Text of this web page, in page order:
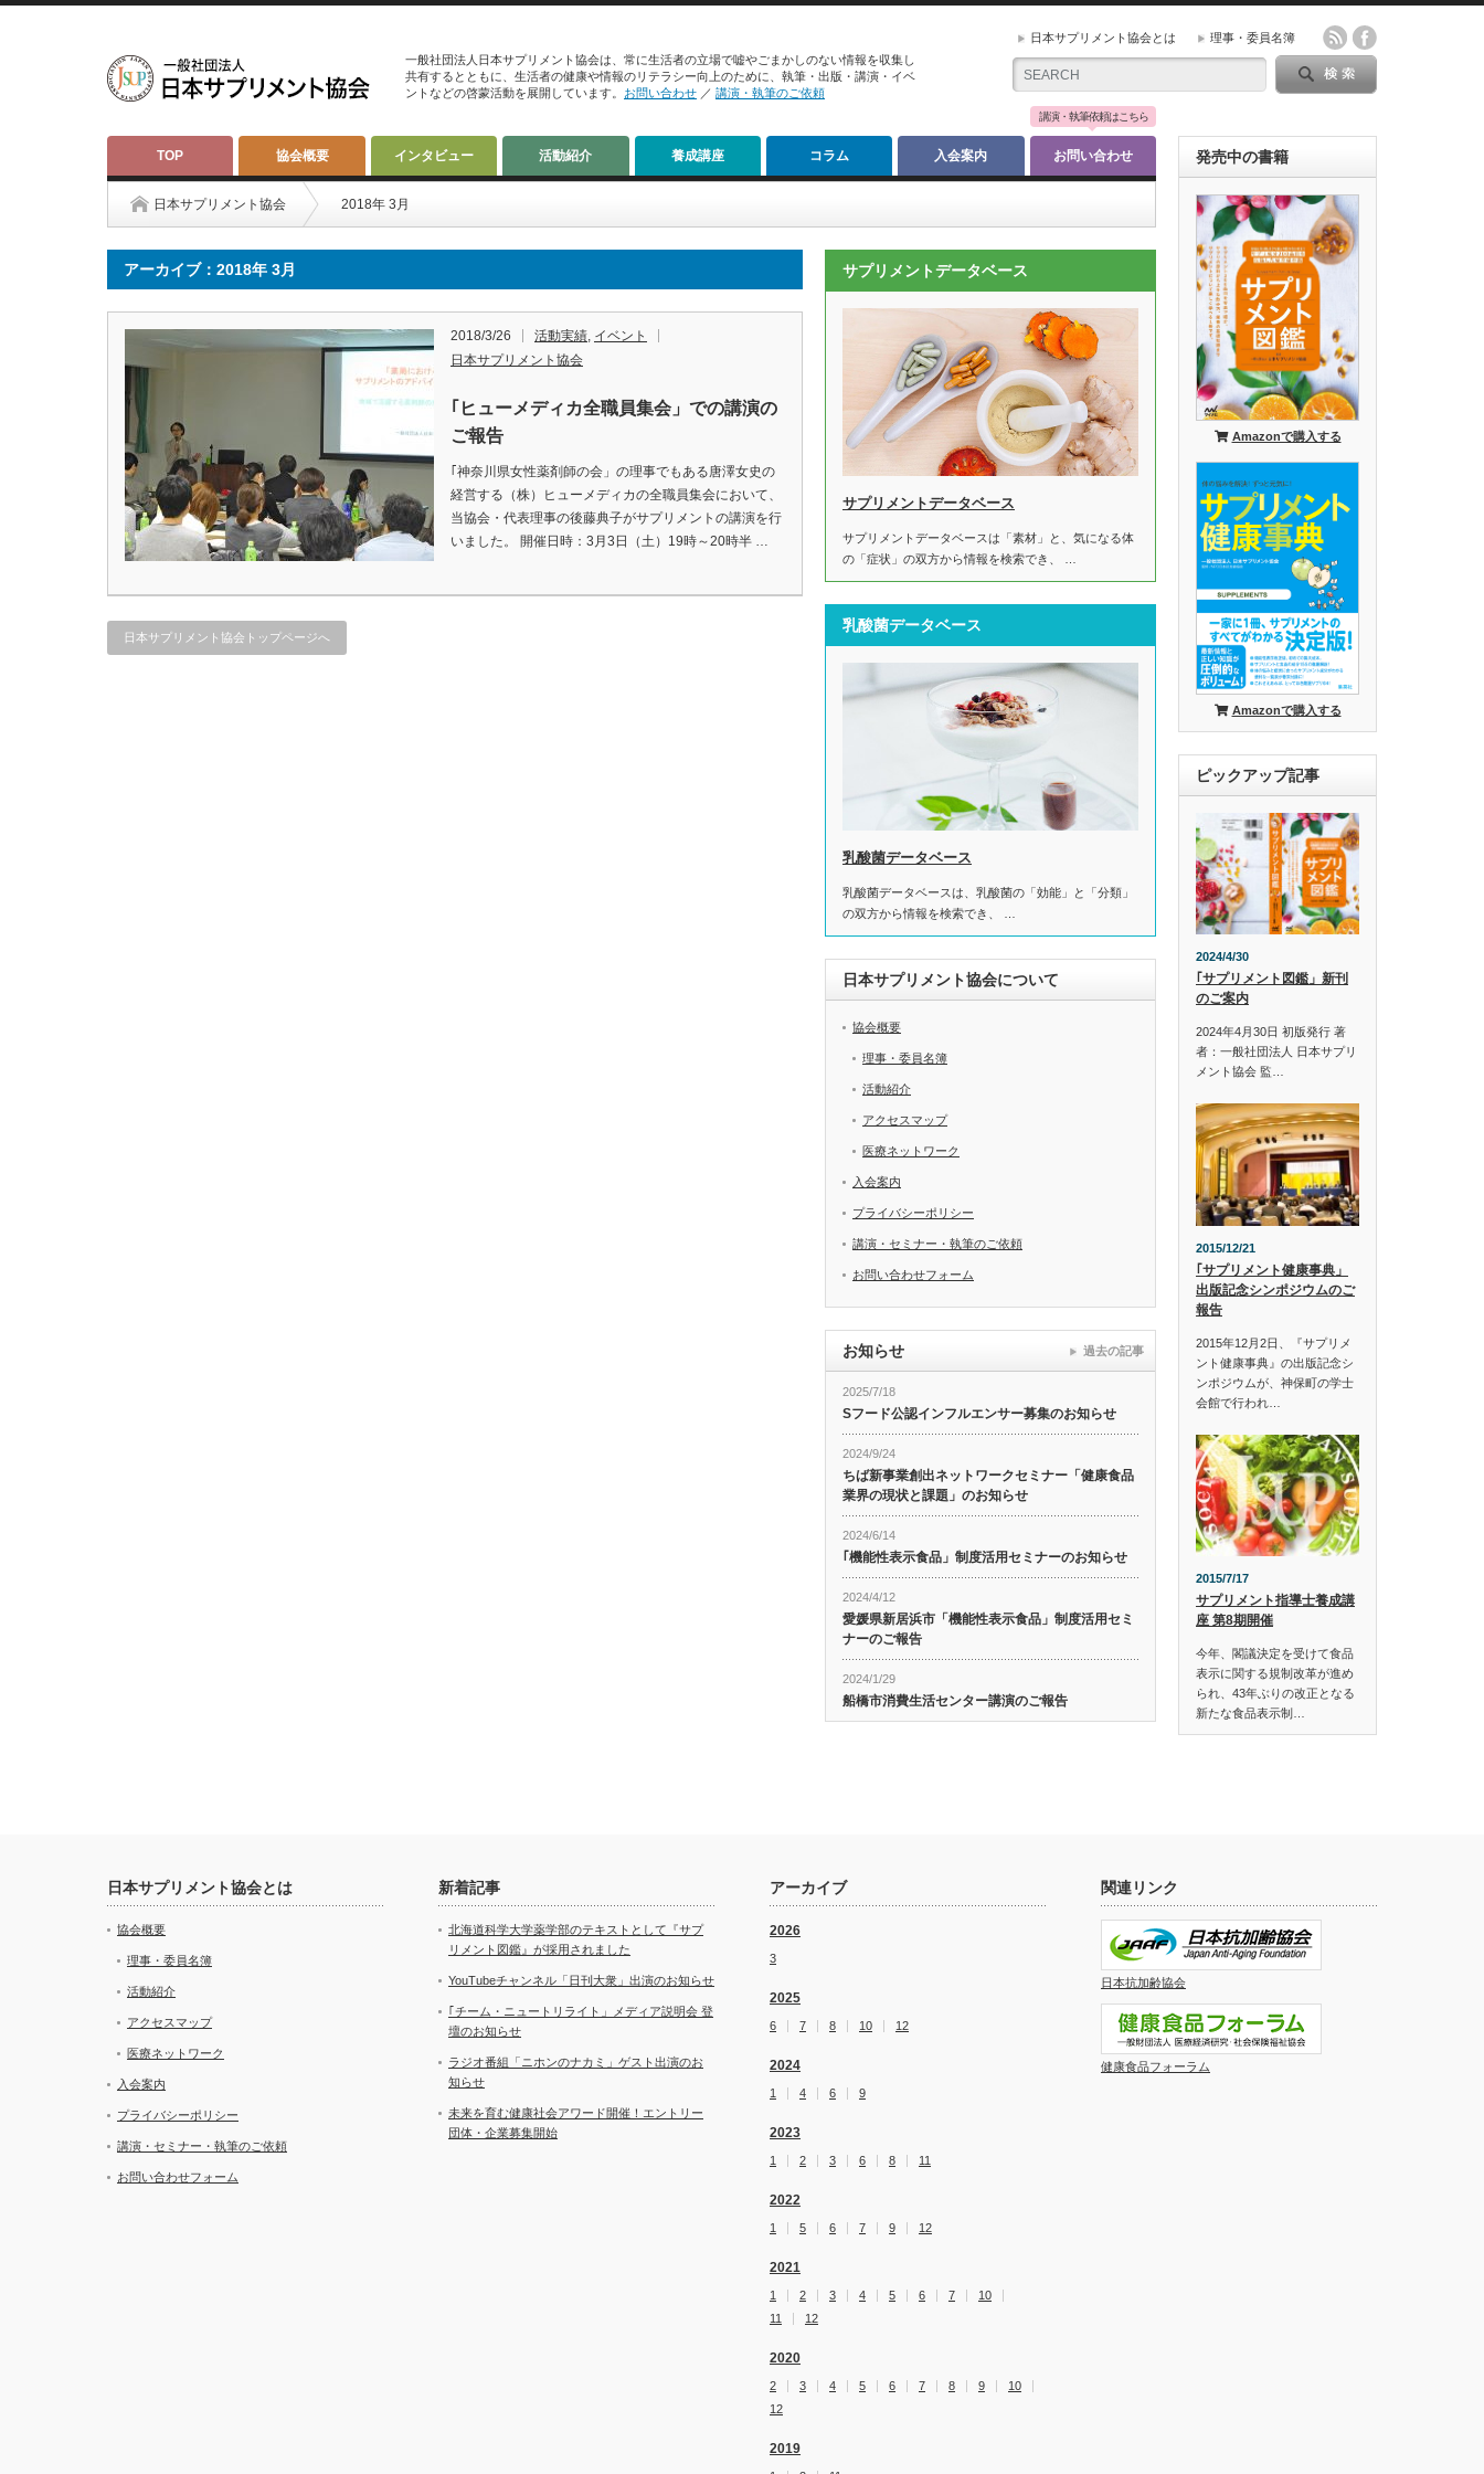
日本サプリメント協会とは
理事・委員名簿
一般社団法人日本サプリメント協会は、常に生活者の立場で嘘やごまかしのない情報を収集し
共有するとともに、生活者の健康や情報のリテラシー向上のために、執筆・出版・講演・イベ
ントなどの啓蒙活動を展開しています。 お問い合わせ ／ 講演・執筆のご依頼
講演・執筆依頼はこちら
TOP 協会概要 インタビュー 活動紹介 養成講座 コラム 入会案内 お問い合わせ
日本サプリメント協会 2018年 3月
アーカイブ：2018年 3月
2018/3/26 活動実績, イベント
日本サプリメント協会
｢ヒューメディカ全職員集会」での講演の
ご報告
｢神奈川県女性薬剤師の会」の理事でもある唐澤女史の
経営する（株）ヒューメディカの全職員集会において、
当協会・代表理事の後藤典子がサプリメントの講演を行
いました。 開催日時：3月3日（土）19時～20時半 …
日本サプリメント協会トップページへ
サプリメントデータベース
サプリメントデータベース
サプリメントデータベースは「素材」と、気になる体
の「症状」の双方から情報を検索でき、 …
乳酸菌データベース
乳酸菌データベース
乳酸菌データベースは、乳酸菌の「効能」と「分類」
の双方から情報を検索でき、 …
日本サプリメント協会について
協会概要
理事・委員名簿
活動紹介
アクセスマップ
医療ネットワーク
入会案内
プライバシーポリシー
講演・セミナー・執筆のご依頼
お問い合わせフォーム
お知らせ
2025/7/18
Sフード公認インフルエンサー募集のお知らせ
2024/9/24
ちば新事業創出ネットワークセミナー「健康食品
業界の現状と課題」のお知らせ
2024/6/14
｢機能性表示食品」制度活用セミナーのお知らせ
2024/4/12
愛媛県新居浜市「機能性表示食品」制度活用セミ
ナーのご報告
2024/1/29
船橋市消費生活センター講演のご報告
過去の記事
発売中の書籍
Amazonで購入する
Amazonで購入する
ピックアップ記事
2024/4/30
｢サプリメント図鑑」新刊
のご案内
2024年4月30日 初版発行 著
者：一般社団法人 日本サプリ
メント協会 監…
2015/12/21
｢サプリメント健康事典」
出版記念シンポジウムのご
報告
2015年12月2日、『サプリメ
ント健康事典』の出版記念シ
ンポジウムが、神保町の学士
会館で行われ…
2015/7/17
サプリメント指導士養成講
座 第8期開催
今年、閣議決定を受けて食品
表示に関する規制改革が進め
られ、43年ぶりの改正となる
新たな食品表示制…
日本サプリメント協会とは
協会概要
理事・委員名簿
活動紹介
アクセスマップ
医療ネットワーク
入会案内
プライバシーポリシー
講演・セミナー・執筆のご依頼
お問い合わせフォーム
新着記事
北海道科学大学薬学部のテキストとして『サプ
リメント図鑑』が採用されました
YouTubeチャンネル「日刊大衆」出演のお知らせ
｢チーム・ニュートリライト」メディア説明会 登
壇のお知らせ
ラジオ番組「ニホンのナカミ」ゲスト出演のお
知らせ
未来を育む健康社会アワード開催！エントリー
団体・企業募集開始
アーカイブ
2026
3
2025
6 7 8 10 12
2024
1 4 6 9
2023
1 2 3 6 8 11
2022
1 5 6 7 9 12
2021
1 2 3 4 5 6 7
10
11
12
2020
2 3 4 5 6 7 8 9
10
12
2019
関連リンク
日本抗加齢協会
健康食品フォーラム